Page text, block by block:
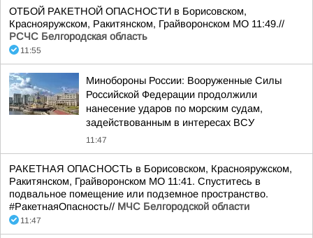
ОТБОЙ РАКЕТНОЙ ОПАСНОСТИ в Борисовском,
Краснояружском, Ракитянском, Грайворонском МО 11:49.//
РСЧС Белгородская область
11:55
Минобороны России: Вооруженные Силы
Российской Федерации продолжили
нанесение ударов по морским судам,
задействованным в интересах ВСУ
11:47
РАКЕТНАЯ ОПАСНОСТЬ в Борисовском, Краснояружском,
Ракитянском, Грайворонском МО 11:41. Спуститесь в
подвальное помещение или подземное пространство.
#РакетнаяОпасность// МЧС Белгородской области
11:47